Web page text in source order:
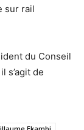
sur rail
du Conseil
s’agit de